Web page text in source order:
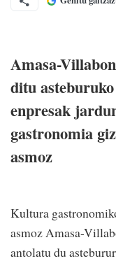
Amasa-
ditu
enpresak
gastronomia
asmoz
Kultura
asmoz Amasa-
antolatu du